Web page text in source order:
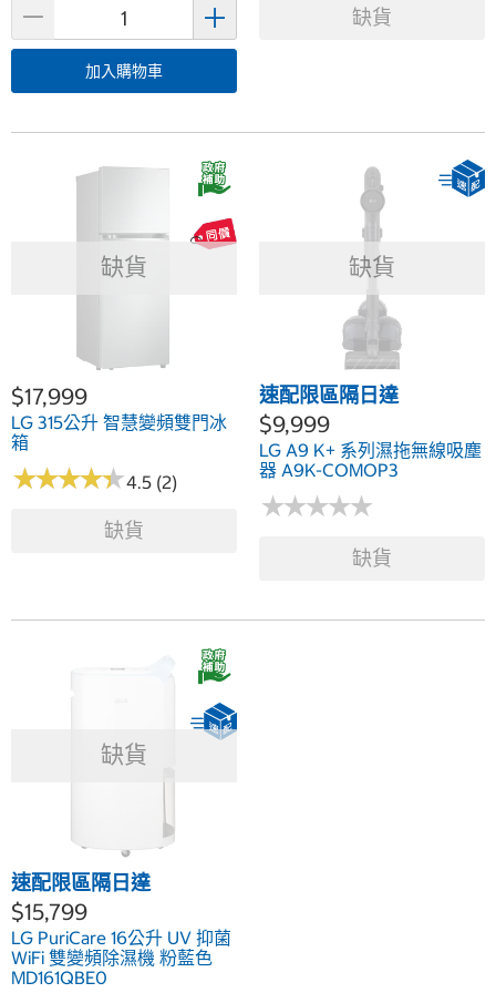
加入購物車
缺貨
缺貨
$17,999
LG 315公升 智慧變頻雙門冰
箱
★★★★★
★★★★★4.5 (2)
缺貨
缺貨
速配限區隔日達
$9,999
LG A9 K+ 系列濕拖無線吸塵
器 A9K-COMOP3
★★★★★
★★★★★
缺貨
缺貨
速配限區隔日達
$15,799
LG PuriCare 16公升 UV 抑菌
WiFi 雙變頻除濕機 粉藍色
MD161QBE0